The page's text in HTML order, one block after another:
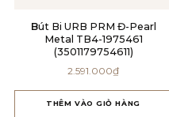
Bút Bi URB PRM Đ-Pearl
Metal TB4-1975461
(3501179754611)
2.591.000₫
THÊM VÀO GIỎ HÀNG